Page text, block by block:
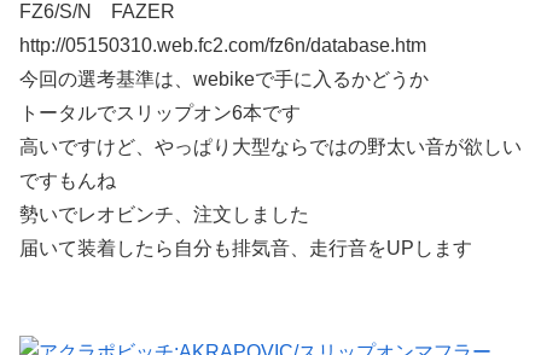
FZ6/S/N FAZER
http://05150310.web.fc2.com/fz6n/database.htm
今回の選考基準は、webikeで手に入るかどうか
トータルでスリップオン6本です
高いですけど、やっぱり大型ならではの野太い音が欲しい
ですもんね
勢いでレオビンチ、注文しました
届いて装着したら自分も排気音、走行音をUPします